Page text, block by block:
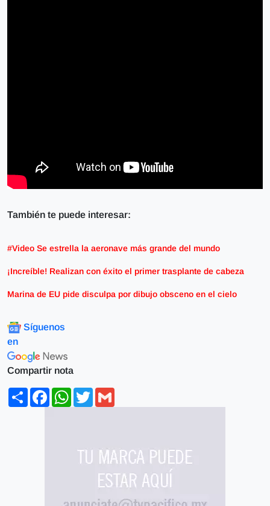
También te puede interesar:
#Video Se estrella la aeronave más grande del mundo
¡Increíble! Realizan con éxito el primer trasplante de cabeza
Marina de EU pide disculpa por dibujo obsceno en el cielo
Síguenos
en
Compartir nota
ShareFacebookWhatsApp
Twitter